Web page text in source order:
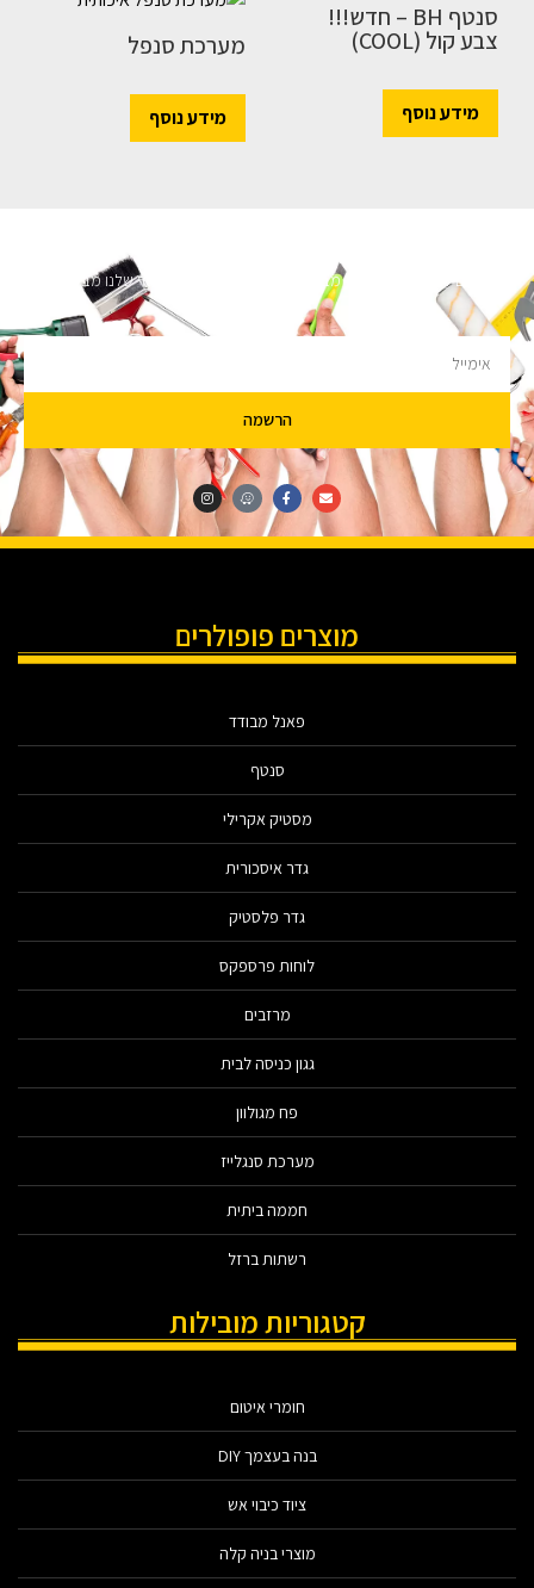
סנטף BH – חדש!!!
צבע קול (COOL)
מידע נוסף
מערכת סנפל
מידע נוסף
השארו מעודכנים
מעוניינים לקבל עדכונים על מבצעים והנחות הירשמו לניוזלטר שלנו מבטיחים לא
הרשמה
מוצרים פופולרים
פאנל מבודד
סנטף
מסטיק אקרילי
גדר איסכורית
גדר פלסטיק
לוחות פרספקס
מרזבים
גגון כניסה לבית
פח מגולוון
מערכת סנגלייז
חממה ביתית
רשתות ברזל
קטגוריות מובילות
חומרי איטום
בנה בעצמך DIY
ציוד כיבוי אש
מוצרי בניה קלה